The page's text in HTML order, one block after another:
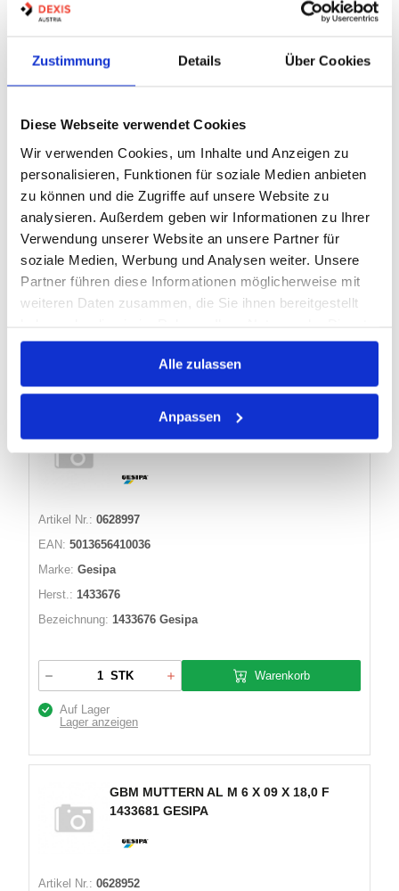
Zustimmung Details Über Cookies
Diese Webseite verwendet Cookies
Wir verwenden Cookies, um Inhalte und Anzeigen zu
personalisieren, Funktionen für soziale Medien anbieten
zu können und die Zugriffe auf unsere Website zu
analysieren. Außerdem geben wir Informationen zu Ihrer
Verwendung unserer Website an unsere Partner für
soziale Medien, Werbung und Analysen weiter. Unsere
Partner führen diese Informationen möglicherweise mit
weiteren Daten zusammen, die Sie ihnen bereitgestellt
gesammelt haben.
Alle zulassen
Anpassen
Marke: Gesipa
Herst.: 1433665
Bezeichnung:
6381010 Gesipa Flachrundkopf M4
4 Varianten
Minimum (250)
STK Warenkorb
BLINDNIETMUTTER GBM AL M 4 X 06 X
Artikel Nr.: 0628997
EAN: 5013656410036
Marke: Gesipa
Herst.: 1433676
Bezeichnung: 1433676 Gesipa
STK Warenkorb
Auf Lager
Lager anzeigen
GBM MUTTERN AL M 6 X 09 X 18,0 F
1433681 GESIPA
Artikel Nr.: 0628952